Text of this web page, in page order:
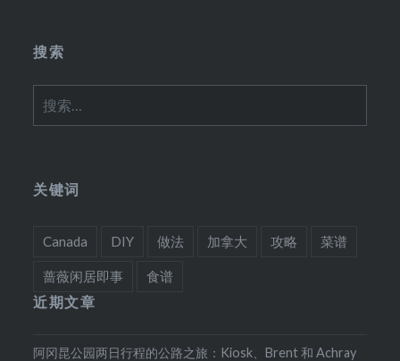
搜索
索：
关键词
Canada DIY 做法 加拿大 攻略 菜谱
蔷薇闲居即事 食谱
近期文章
阿冈昆公园两日行程的公路之旅：Kiosk、Brent 和 Achray